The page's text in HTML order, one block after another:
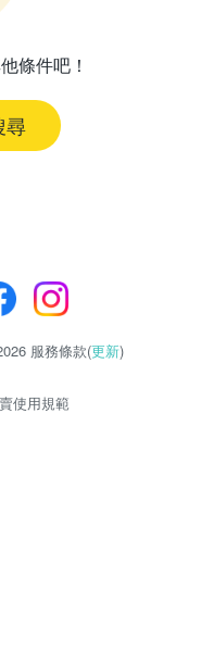
條件吧！
尋
服務條款(更新)
使用規範